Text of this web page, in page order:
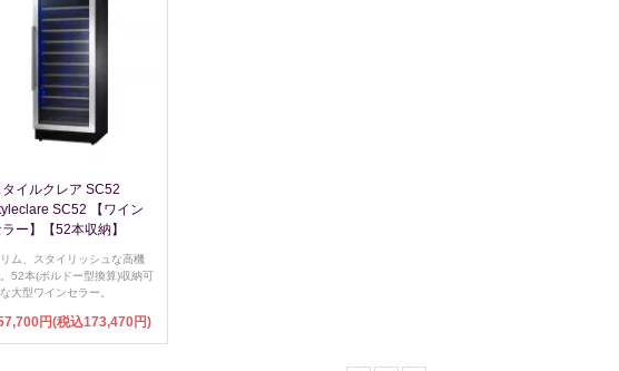
タイルクレア SC52
SC52 【ワイン
ー】【52本収納】
リム、スタイリッシュな高機
52本(ボルドー型換算)収納可
大型ワインセラー。
円(税込173,470円)